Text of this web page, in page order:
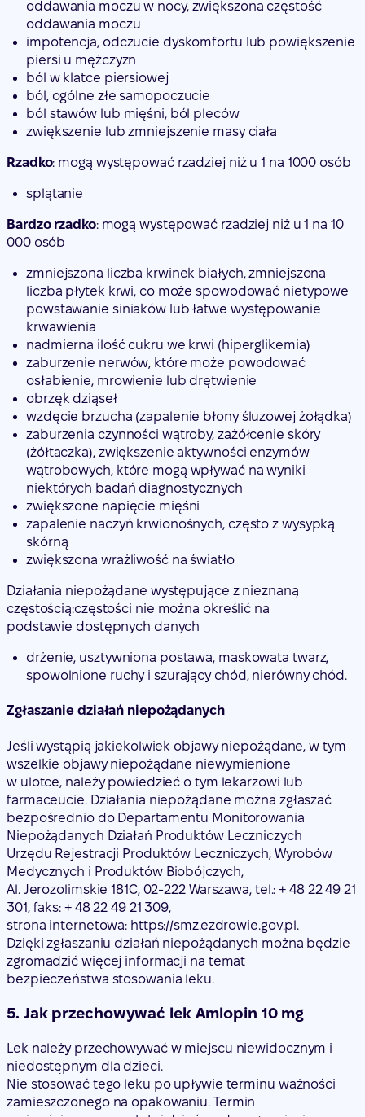
oddawania moczu w nocy, zwiększona częstość
oddawania moczu
impotencja, odczucie dyskomfortu lub powiększenie
piersi u mężczyzn
ból w klatce piersiowej
ból, ogólne złe samopoczucie
ból stawów lub mięśni, ból pleców
zwiększenie lub zmniejszenie masy ciała
Rzadko: mogą występować rzadziej niż u 1 na 1000 osób
splątanie
Bardzo rzadko: mogą występować rzadziej niż u 1 na 10
000 osób
zmniejszona liczba krwinek białych, zmniejszona
liczba płytek krwi, co może spowodować nietypowe
powstawanie siniaków lub łatwe występowanie
krwawienia
nadmierna ilość cukru we krwi (hiperglikemia)
zaburzenie nerwów, które może powodować
osłabienie, mrowienie lub drętwienie
obrzęk dziąseł
wzdęcie brzucha (zapalenie błony śluzowej żołądka)
zaburzenia czynności wątroby, zażółcenie skóry
(żółtaczka), zwiększenie aktywności enzymów
wątrobowych, które mogą wpływać na wyniki
niektórych badań diagnostycznych
zwiększone napięcie mięśni
zapalenie naczyń krwionośnych, często z wysypką
skórną
zwiększona wrażliwość na światło
Działania niepożądane występujące z nieznaną
częstością:częstości nie można określić na
podstawie dostępnych danych
drżenie, usztywniona postawa, maskowata twarz,
spowolnione ruchy i szurający chód, nierówny chód.
Zgłaszanie działań niepożądanych
Jeśli wystąpią jakiekolwiek objawy niepożądane, w tym
wszelkie objawy niepożądane niewymienione
w ulotce, należy powiedzieć o tym lekarzowi lub
farmaceucie. Działania niepożądane można zgłaszać
bezpośrednio do Departamentu Monitorowania
Niepożądanych Działań Produktów Leczniczych
Urzędu Rejestracji Produktów Leczniczych, Wyrobów
Medycznych i Produktów Biobójczych,
Al. Jerozolimskie 181C, 02-222 Warszawa, tel.: + 48 22 49 21
301, faks: + 48 22 49 21 309,
strona internetowa: https://smz.ezdrowie.gov.pl.
Dzięki zgłaszaniu działań niepożądanych można będzie
zgromadzić więcej informacji na temat
bezpieczeństwa stosowania leku.
5. Jak przechowywać lek Amlopin 10 mg
Lek należy przechowywać w miejscu niewidocznym i
niedostępnym dla dzieci.
Nie stosować tego leku po upływie terminu ważności
zamieszczonego na opakowaniu. Termin